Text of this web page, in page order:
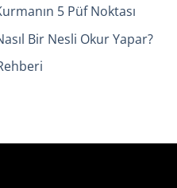
5 Püf Noktası
Bir Nesli Okur Yapar?